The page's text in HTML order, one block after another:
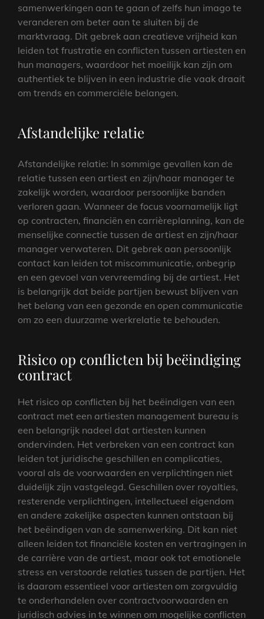
samenwerkingen aan te gaan of zelfs hun imago te
veranderen om beter aan te sluiten bij de
marktvraag. Dit gebrek aan creatieve vrijheid kan
leiden tot frustratie en conflicten tussen artiesten en
hun managers, waardoor het moeilijk kan zijn om
authentiek te blijven in een industrie die vaak draait
om trends en commerciële belangen.
Afstandelijke relatie
Afstandelijke relatie: In sommige gevallen kan de
relatie tussen een artiest en zijn/haar manager te
zakelijk worden, waardoor persoonlijke banden
verloren gaan. Wanneer de focus voornamelijk ligt
op contracten, financiën en carrièreplanning, kan de
menselijke connectie tussen de artiest en zijn/haar
manager verwateren. Dit gebrek aan persoonlijk
contact kan leiden tot miscommunicatie, onbegrip
en een gevoel van vervreemding bij de artiest. Het
is belangrijk dat beide partijen bewust blijven van
het belang van een gezonde en open communicatie
om zo een duurzame werkrelatie te behouden.
Risico op conflicten bij beëindiging
contract
Het risico op conflicten bij het beëindigen van een
contract met een artiesten management bureau is
een belangrijk nadeel dat artiesten kunnen
ondervinden. Het verbreken van een contract kan
leiden tot juridische geschillen en complicaties,
vooral als de voorwaarden en verplichtingen niet
duidelijk zijn vastgelegd. Geschillen over royalties,
resterende verplichtingen, intellectueel eigendom
en andere zakelijke aspecten kunnen ontstaan bij
het beëindigen van de samenwerking. Dit kan niet
alleen leiden tot financiële kosten en vertragingen in
de carrière van de artiest, maar ook tot emotionele
stress en verstoorde relaties tussen de partijen. Het
is daarom essentieel voor artiesten om zorgvuldig
te onderhandelen over contractvoorwaarden en
juridisch advies in te winnen om mogelijke conflicten